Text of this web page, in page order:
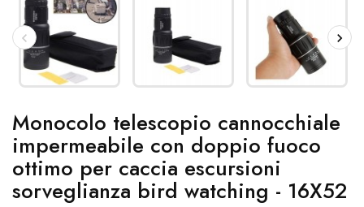
Monocolo telescopio cannocchiale
impermeabile con doppio fuoco
ottimo per caccia escursioni
sorveglianza bird watching - 16X52